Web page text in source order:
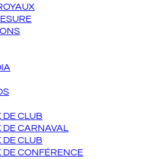
DE CLUB
DE CARNAVAL
DE CLUB
DE CONFÉRENCE